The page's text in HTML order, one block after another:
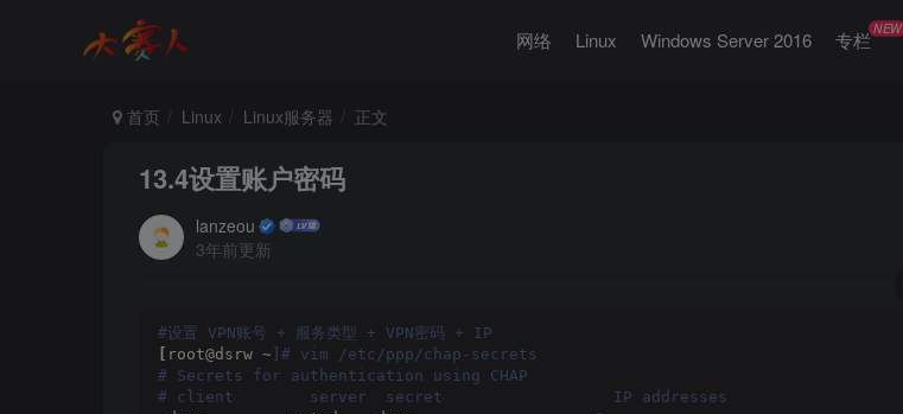
网络 Linux Windows Server 2016 专栏NEW
首页 Linux Linux服务器 正文
13.4设置账户密码
lanzeou
3年前更新
#设置 VPN账号 + 服务类型 + VPN密码 + IP
root@dsrw ~ ]# vim /etc/ppp/chap-secrets
# Secrets for authentication using CHAP
# client        server  secret                  IP addresses